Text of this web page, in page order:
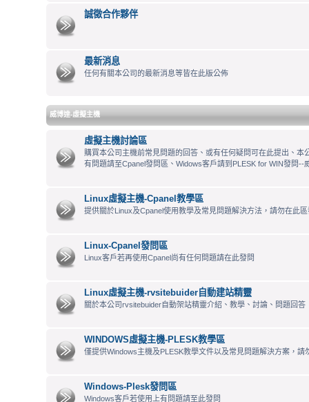
誠徵合作夥伴
最新消息
任何有關本公司的最新消息等皆在此版公佈
威博達-虛擬主機
虛擬主機討論區
購買本公司主機前常見問題的回答、或有任何疑問可在此提出、本
有問題請至Cpanel發問區、Widows客戶請到PLESK for WIN發問--
Linux虛擬主機-Cpanel教學區
提供關於Linux及Cpanel使用教學及常見問題解決方法，請勿在此
Linux-Cpanel發問區
Linux客戶若再使用Cpanel尚有任何問題請在此發問
Linux虛擬主機-rvsitebuider自動建站精靈
關於本公司rvsitebuider自動架站精靈介紹、教學、討論、問題回答
WINDOWS虛擬主機-PLESK教學區
僅提供Windows主機及PLESK教學文件以及常見問題解決方案，請
Windows-Plesk發問區
Windows客戶若使用上有問題請至此發問